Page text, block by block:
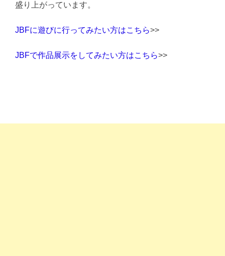
盛り上がっています。
JBFに遊びに行ってみたい方はこちら>>
JBFで作品展示をしてみたい方はこちら>>